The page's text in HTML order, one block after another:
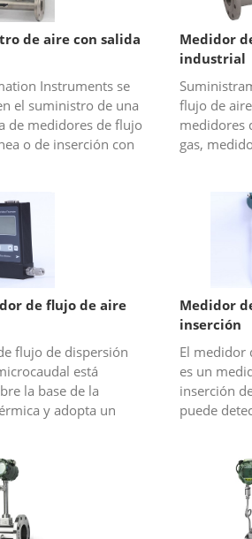
de aire con salida
Instruments se
el suministro de una
de medidores de flujo
o de inserción con
Medidor
industrial
flujo de
medidores
gas,
de flujo de aire
flujo de dispersión
está
la base de la
y adopta un
Medidor
inserción
El medidor
es un
inserción
puede